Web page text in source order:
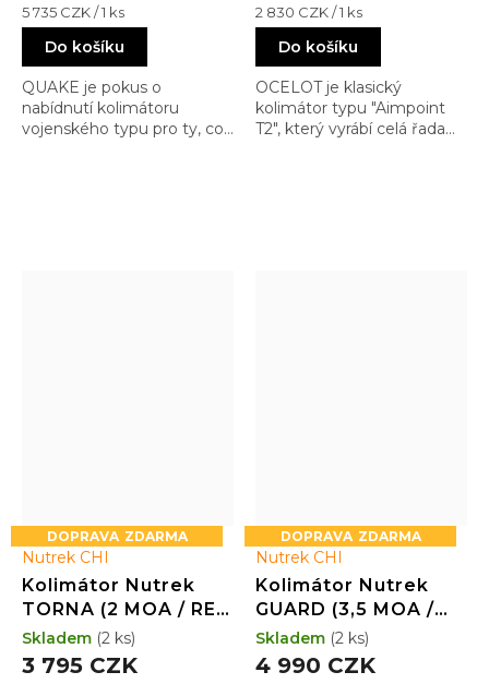
Měrná
cena:
5 735 CZK / 1 ks
Do košíku
QUAKE je pokus o
nabídnutí kolimátoru
vojenského typu pro ty, co
Měrná
cena:
2 830 CZK / 1 ks
Do košíku
OCELOT je klasický
kolimátor typu "Aimpoint
T2", který vyrábí celá řada
ZDARMA
Nutrek CHI
Kolimátor Nutrek
TORNA (2 MOA / RED
/ 25)
3 795 CZK
Skladem (2 ks)
ZDARMA
Nutrek CHI
Kolimátor Nutrek
GUARD (3,5 MOA /
RED / 28x19)
4 990 CZK
Skladem (2 ks)